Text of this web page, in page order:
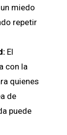
miedo
repetir
El
con la
quienes
de
puede